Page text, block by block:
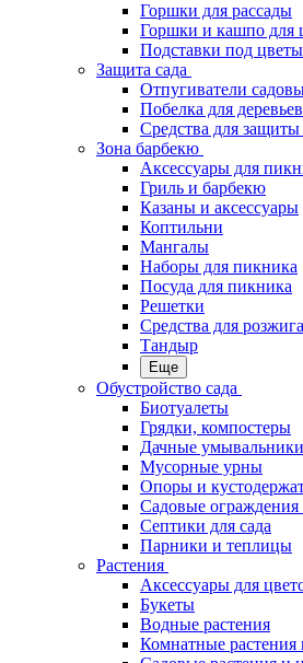
Горшки для рассады
Горшки и кашпо для
Подставки под цветы
Защита сада
Отпугиватели
Побелка для деревьев
Средства для защиты
Зона барбекю
Аксессуары для
Гриль и барбекю
Казаны и аксессуары
Коптильни
Мангалы
Наборы для пикника
Посуда для пикника
Решетки
Средства для розжига
Тандыр
Еще
Обустройство сада
Биотуалеты
Грядки, компостеры
Дачные
Мусорные урны
Опоры и
Садовые
Септики для сада
Парники и теплицы
Растения
Аксессуары для
Букеты
Водные растения
Комнатные растения